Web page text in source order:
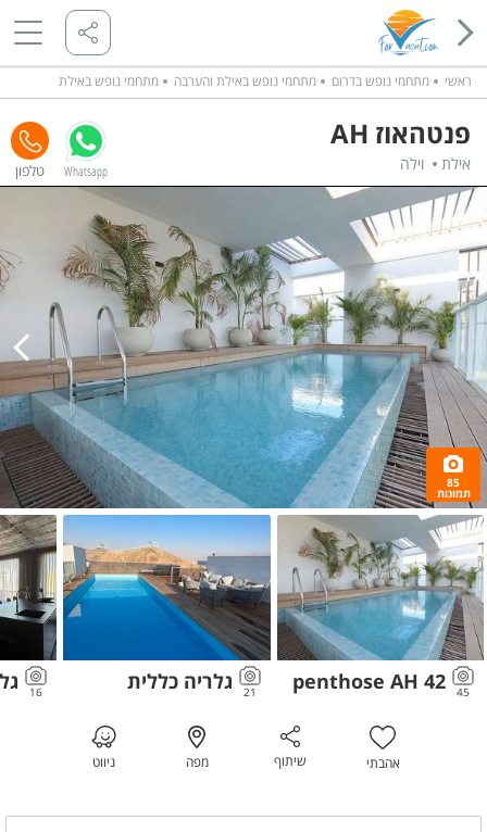
ראשי מתחמי נופש בדרום מתחמי נופש באילת והערבה מתחמי נופש באילת
פנטהאוז AH
אילת וילה Whatsapp
85
תמונות
45
penthose AH 42
21 גלריה כללית 16
אהבתי שיתוף מפה ניווט